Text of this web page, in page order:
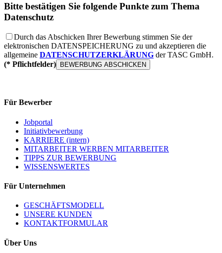
Bitte bestätigen Sie folgende Punkte zum Thema
Datenschutz
Durch das Abschicken Ihrer Bewerbung stimmen Sie der
elektronischen DATENSPEICHERUNG zu und akzeptieren die
allgemeine DATENSCHUTZERKLÄRUNG der TASC GmbH.
(* Pflichtfelder)
Für Bewerber
Jobportal
Initiativbewerbung
KARRIERE (intern)
MITARBEITER WERBEN MITARBEITER
TIPPS ZUR BEWERBUNG
WISSENSWERTES
Für Unternehmen
GESCHÄFTSMODELL
UNSERE KUNDEN
KONTAKTFORMULAR
Über Uns